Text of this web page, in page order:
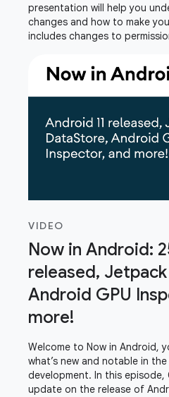
presentation will help you
changes and how to make
includes changes to
VIDEO
Now in Android:
released,
Android GPU
more!
Welcome to Now in Android,
what’s new and notable in
development. In this episode,
update on the release of